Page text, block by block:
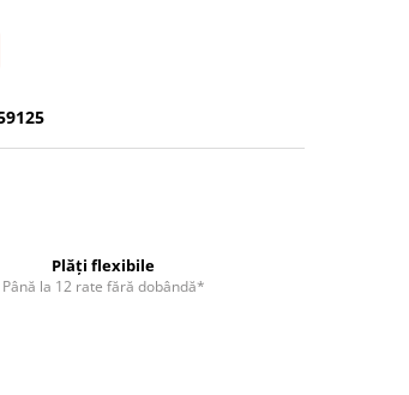
Plăți flexibile
Până la 12 rate fără dobândă*